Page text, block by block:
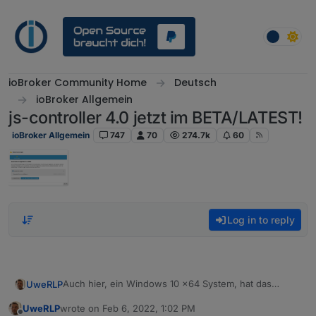
ioBroker Community Home
Deutsch
ioBroker Allgemein
js-controller 4.0 jetzt im BETA/LATEST!
ioBroker Allgemein 747 70 274.7k 60
Log in to reply
UweRLPAuch hier, ein Windows 10 x64 System, hat das
Danke
UweRLPwrote on Feb 6, 2022, 1:02 PM